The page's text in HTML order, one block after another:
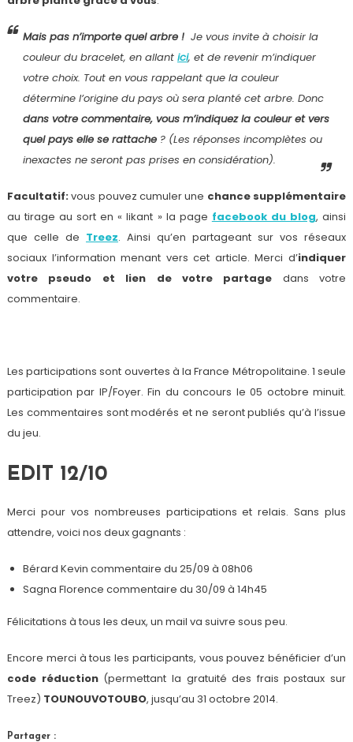
Mais pas n’importe quel arbre !Je vous invite à choisir la
couleur du bracelet, en allant ici, et de revenir m’indiquer
votre choix. Tout en vous rappelant que la couleur
détermine l’origine du pays où sera planté cet arbre. Donc
dans votre commentaire, vous m’indiquez la couleur et vers
quel pays elle se rattache? (Les réponses incomplètes ou
inexactes ne seront pas prises en considération).
Facultatif:vous pouvez cumuler une chance supplémentaire
au tirage au sort en « likant » la page facebook du blog, ainsi
que celle de Treez. Ainsi qu’en partageant sur vos réseaux
sociaux l’information menant vers cet article. Merci d’indiquer
votre pseudo et lien de votre partage dans votre
commentaire.
Les participations sont ouvertes à la France Métropolitaine. 1 seule
participation par IP/Foyer. Fin du concours le 05 octobre minuit.
Les commentaires sont modérés et ne seront publiés qu’à l’issue
du jeu.
EDIT 12/10
Merci pour vos nombreuses participations et relais. Sans plus
attendre, voici nos deux gagnants :
Bérard Kevin commentaire du 25/09 à 08h06
Sagna Florence commentaire du 30/09 à 14h45
Félicitations à tous les deux, un mail va suivre sous peu.
Encore merci à tous les participants, vous pouvez bénéficier d’un
code réduction(permettant la gratuité des frais postaux sur
Treez) TOUNOUVOTOUBO, jusqu’au 31 octobre 2014.
Partager :